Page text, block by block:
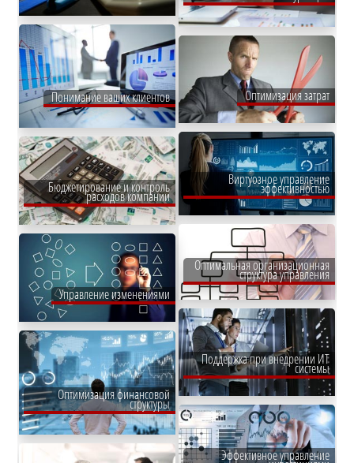
Понимание ваших клиентов Оптимизация затрат
Виртуозное управление
эффективностью
Бюджетирование и контроль
расходов компании
Оптимальная организационная
структура управления
Управление изменениями
Поддержка при внедрении ИТ
системы
Оптимизация финансовой
структуры
Эффективное управление